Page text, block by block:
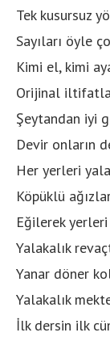
Tek kusursuz
Sayıları öyle
Kimi el, kimi
Orijinal
Şeytandan iyi
Devir onların
Her yerleri
Köpüklü
Eğilerek
Yalakalık
Yanar döner
Yalakalık
İlk dersin ilk